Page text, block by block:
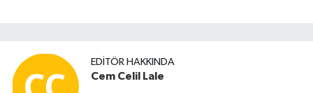
EDITÖR HAKKINDA
Cem Celil Lale